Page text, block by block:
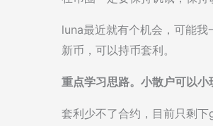
luna最近就有个机会，可能
新币，可以持币套利。
重点学习思路。小散户可以小
套利少不了合约，目前只剩